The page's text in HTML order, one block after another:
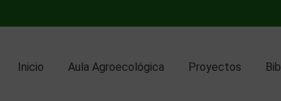
Inicio Aula Agroecológica Proyectos